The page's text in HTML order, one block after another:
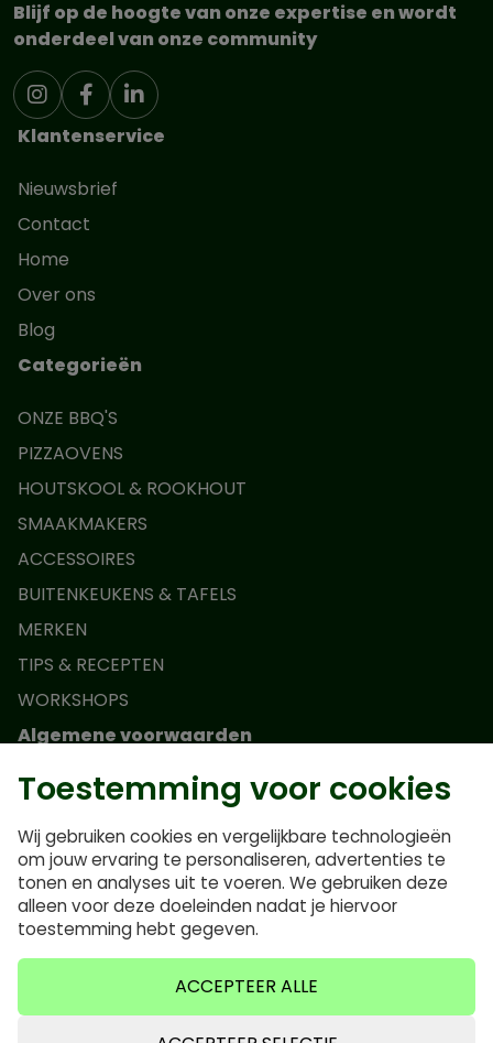
Blijf op de hoogte van onze expertise en wordt
onderdeel van onze community
Klantenservice
Nieuwsbrief
Contact
Home
Over ons
Blog
Categorieën
ONZE BBQ'S
PIZZAOVENS
HOUTSKOOL & ROOKHOUT
SMAAKMAKERS
ACCESSOIRES
BUITENKEUKENS & TAFELS
MERKEN
TIPS & RECEPTEN
WORKSHOPS
Algemene voorwaarden
Actievoorwaarden Monolith Junior
Algemene voorwaarden
Privacybeleid
Veelgestelde vragen
Cookiebeleid
Toestemming voor cookies
Wij gebruiken cookies en vergelijkbare technologieën
om jouw ervaring te personaliseren, advertenties te
tonen en analyses uit te voeren. We gebruiken deze
alleen voor deze doeleinden nadat je hiervoor
toestemming hebt gegeven.
ACCEPTEER ALLE